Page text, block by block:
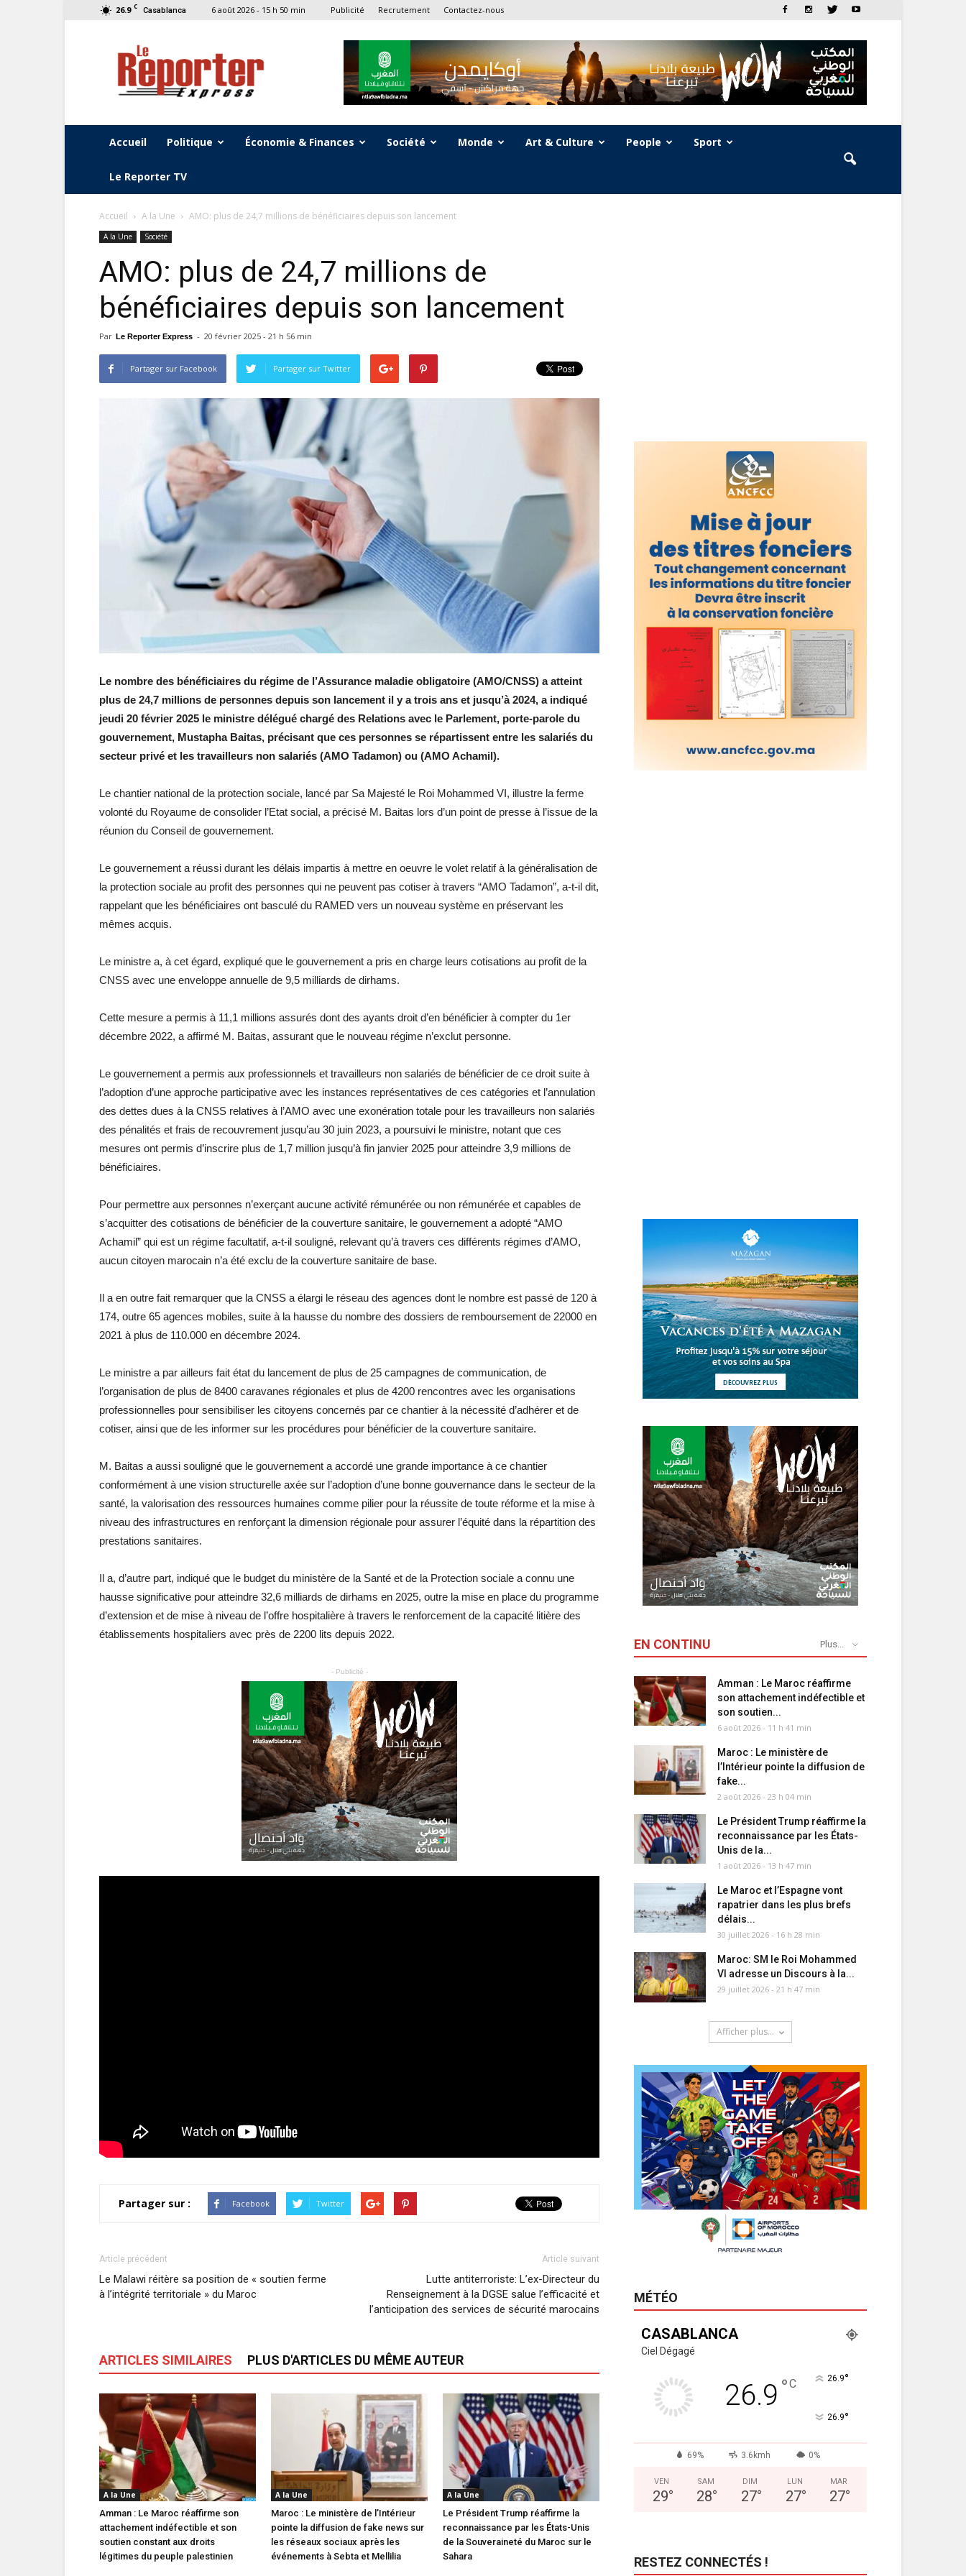
26.9 C Casablanca 6 août 2026 - 15 h 50 min Publicité Recrutement Contactez-nous
Le
Reporter
Express
Accueil Politique Économie & Finances Société Monde Art & Culture People Sport
Le Reporter TV
Accueil A la Une AMO: plus de 24,7 millions de bénéficiaires depuis son lancement
A la Une Société
AMO: plus de 24,7 millions de
bénéficiaires depuis son lancement
Par Le Reporter Express - 20 février 2025 - 21 h 56 min
Partager sur Facebook Partager sur Twitter
Le nombre des bénéficiaires du régime de l’Assurance maladie obligatoire (AMO/CNSS) a atteint
plus de 24,7 millions de personnes depuis son lancement il y a trois ans et jusqu’à 2024, a indiqué
jeudi 20 février 2025 le ministre délégué chargé des Relations avec le Parlement, porte-parole du
gouvernement, Mustapha Baitas, précisant que ces personnes se répartissent entre les salariés du
secteur privé et les travailleurs non salariés (AMO Tadamon) ou (AMO Achamil).
Le chantier national de la protection sociale, lancé par Sa Majesté le Roi Mohammed VI, illustre la ferme
volonté du Royaume de consolider l’Etat social, a précisé M. Baitas lors d’un point de presse à l’issue de la
réunion du Conseil de gouvernement.
Le gouvernement a réussi durant les délais impartis à mettre en oeuvre le volet relatif à la généralisation de
la protection sociale au profit des personnes qui ne peuvent pas cotiser à travers “AMO Tadamon”, a-t-il dit,
rappelant que les bénéficiaires ont basculé du RAMED vers un nouveau système en préservant les
mêmes acquis.
Le ministre a, à cet égard, expliqué que le gouvernement a pris en charge leurs cotisations au profit de la
CNSS avec une enveloppe annuelle de 9,5 milliards de dirhams.
Cette mesure a permis à 11,1 millions assurés dont des ayants droit d’en bénéficier à compter du 1er
décembre 2022, a affirmé M. Baitas, assurant que le nouveau régime n’exclut personne.
Le gouvernement a permis aux professionnels et travailleurs non salariés de bénéficier de ce droit suite à
l’adoption d’une approche participative avec les instances représentatives de ces catégories et l’annulation
des dettes dues à la CNSS relatives à l’AMO avec une exonération totale pour les travailleurs non salariés
des pénalités et frais de recouvrement jusqu’au 30 juin 2023, a poursuivi le ministre, notant que ces
mesures ont permis d’inscrire plus de 1,7 million jusqu’à fin janvier 2025 pour atteindre 3,9 millions de
bénéficiaires.
Pour permettre aux personnes n’exerçant aucune activité rémunérée ou non rémunérée et capables de
s’acquitter des cotisations de bénéficier de la couverture sanitaire, le gouvernement a adopté “AMO
Achamil” qui est un régime facultatif, a-t-il souligné, relevant qu’à travers ces différents régimes d’AMO,
aucun citoyen marocain n’a été exclu de la couverture sanitaire de base.
Il a en outre fait remarquer que la CNSS a élargi le réseau des agences dont le nombre est passé de 120 à
174, outre 65 agences mobiles, suite à la hausse du nombre des dossiers de remboursement de 22000 en
2021 à plus de 110.000 en décembre 2024.
Le ministre a par ailleurs fait état du lancement de plus de 25 campagnes de communication, de
l’organisation de plus de 8400 caravanes régionales et plus de 4200 rencontres avec les organisations
professionnelles pour sensibiliser les citoyens concernés par ce chantier à la nécessité d’adhérer et de
cotiser, ainsi que de les informer sur les procédures pour bénéficier de la couverture sanitaire.
M. Baitas a aussi souligné que le gouvernement a accordé une grande importance à ce chantier
conformément à une vision structurelle axée sur l’adoption d’une bonne gouvernance dans le secteur de la
santé, la valorisation des ressources humaines comme pilier pour la réussite de toute réforme et la mise à
niveau des infrastructures en renforçant la dimension régionale pour assurer l’équité dans la répartition des
prestations sanitaires.
Il a, d’autre part, indiqué que le budget du ministère de la Santé et de la Protection sociale a connu une
hausse significative pour atteindre 32,6 milliards de dirhams en 2025, outre la mise en place du programme
d’extension et de mise à niveau de l’offre hospitalière à travers le renforcement de la capacité litière des
établissements hospitaliers avec près de 2200 lits depuis 2022.
- Publicité -
Partager sur : Facebook Twitter
Article précédent
Le Malawi réitère sa position de « soutien ferme
à l’intégrité territoriale » du Maroc
Article suivant
Lutte antiterroriste: L’ex-Directeur du
Renseignement à la DGSE salue l’efficacité et
l’anticipation des services de sécurité marocains
ARTICLES SIMILAIRES PLUS D'ARTICLES DU MÊME AUTEUR
A la Une
Amman : Le Maroc réaffirme son
attachement indéfectible et son
soutien constant aux droits
légitimes du peuple palestinien
A la Une
Maroc : Le ministère de l’Intérieur
pointe la diffusion de fake news sur
les réseaux sociaux après les
événements à Sebta et Mellilia
A la Une
Le Président Trump réaffirme la
reconnaissance par les États-Unis
de la Souveraineté du Maroc sur le
Sahara
EN CONTINU Plus...
Amman : Le Maroc réaffirme
son attachement indéfectible et
son soutien...
6 août 2026 - 11 h 41 min
Maroc : Le ministère de
l’Intérieur pointe la diffusion de
fake...
2 août 2026 - 23 h 04 min
Le Président Trump réaffirme la
reconnaissance par les États-
Unis de la...
1 août 2026 - 13 h 47 min
Le Maroc et l’Espagne vont
rapatrier dans les plus brefs
délais...
30 juillet 2026 - 16 h 28 min
Maroc: SM le Roi Mohammed
VI adresse un Discours à la...
29 juillet 2026 - 21 h 47 min
Afficher plus...
MÉTÉO
CASABLANCA
Ciel Dégagé
26.9 °C 26.9°
26.9°
69% 3.6kmh 0%
VEN
29°
SAM
28°
DIM
27°
LUN
27°
MAR
27°
RESTEZ CONNECTÉS !